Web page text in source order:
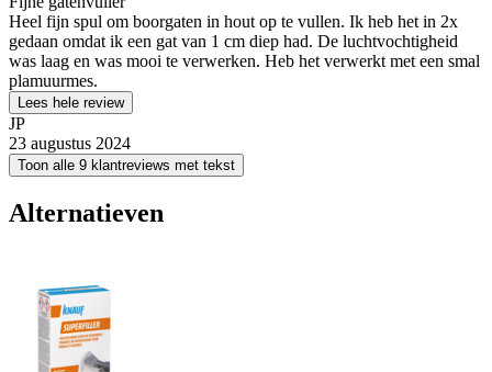
Heel fijn spul om boorgaten in hout op te vullen. Ik heb het in 2x
gedaan omdat ik een gat van 1 cm diep had. De luchtvochtigheid
was laag en was mooi te verwerken. Heb het verwerkt met een smal
plamuurmes.
Lees hele review
JP
23 augustus 2024
Toon alle 9 klantreviews met tekst
Alternatieven